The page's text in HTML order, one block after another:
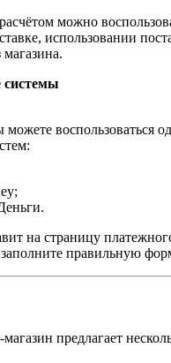
можно
использовании
системы
воспользоваться
на страницу
правильную
предлагает